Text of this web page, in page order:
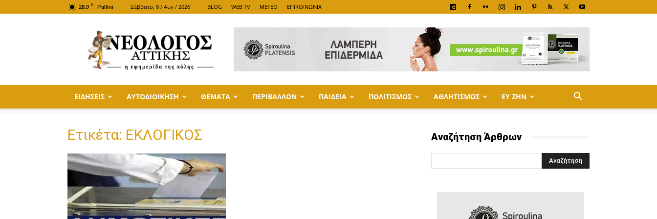
28.9 C Pallini Σάββατο, 8 / Αυγ / 2026 BLOG WEB TV METEO ΕΠΙΚΟΙΝΩΝΙΑ
ΑΤΤΙΚΗΣ
ΕΙΔΗΣΕΙΣ ΑΥΤΟΔΙΟΙΚΗΣΗ ΘΕΜΑΤΑ ΠΕΡΙΒΑΛΛΟΝ ΠΑΙΔΕΙΑ ΠΟΛΙΤΙΣΜΟΣ ΑΘΛΗΤΙΣΜΟΣ ΕΥ ΖΗΝ
Ετικέτα: ΕΚΛΟΓΙΚΟΣ Αναζήτηση Άρθρων